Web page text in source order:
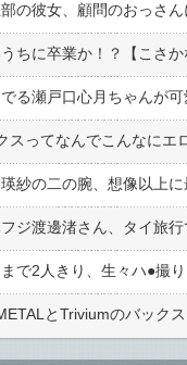
部の彼女、顧問のおっさ
ちに卒業か！？【こさ
る瀬戸口心月ちゃんが可
スってなんでこんなにエ
紗の二の腕、想像以上
フジ渡邊渚さん、タイ旅
で2人きり、生々ハ●︎撮
とTriviumのバック